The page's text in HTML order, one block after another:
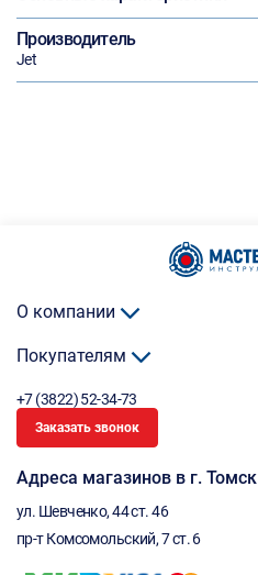
Производитель
Jet
О компании
Покупателям
+7 (3822) 52-34-73
Заказать звонок
Адреса магазинов в г. Томск
ул. Шевченко, 44 ст. 46
пр-т Комсомольский, 7 ст. 6